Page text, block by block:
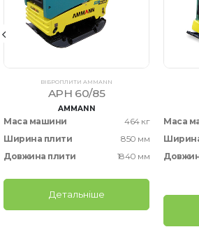
ВІБРОПЛИТИ AMMANN
APH 60/85
AMMANN
Маса машини
464 кг
Ширина плити
850 мм
Довжина плити
1840 мм
Детальніше
Маса